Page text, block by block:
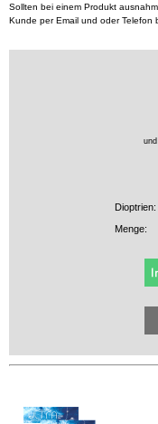
Sollten bei einem Produkt
Kunde per Email und oder Telefon
Dioptrien:
Menge: